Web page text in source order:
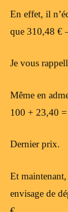
En effet, il
que 310,48 €
Je vous
Même en
100 + 23,40
Dernier prix.
Et maintenant,
envisage de